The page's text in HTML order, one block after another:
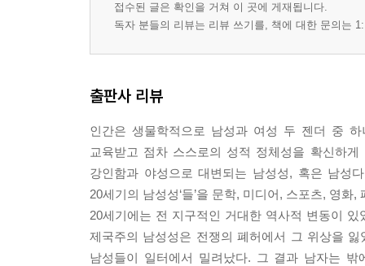
접수된 글은 확인을 거쳐 이 곳에 게재됩니다.
독자 분들의 리뷰는 리뷰 쓰기를, 책에 대한 문의는
출판사 리뷰
인간은 생물학적으로 남성과 여성 두 젠더 중
교육받고 점차 스스로의 성적 정체성을 확신하
강인함과 야성으로 대변되는 남성성, 혹은 남성
20세기의 남성성‘들’을 문학, 미디어, 스포츠, 영
20세기에는 전 지구적인 거대한 역사적 변동이
제국주의 남성성은 전쟁의 폐허에서 그 위상을
남성들이 일터에서 밀려났다. 그 결과 남자는